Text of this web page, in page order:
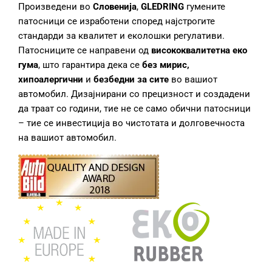
Произведени во Словенија, GLEDRING гумените
патосници се изработени според најстрогите
стандарди за квалитет и еколошки регулативи.
Патосниците се направени од висококвалитетна еко
гума, што гарантира дека се без мирис,
хипоалергични и безбедни за сите во вашиот
автомобил. Дизајнирани со прецизност и создадени
да траат со години, тие не се само обични патосници
– тие се инвестиција во чистотата и долговечноста
на вашиот автомобил.